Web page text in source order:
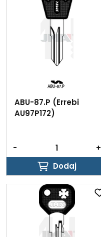
ABU-87.P (Errebi
AU97P172)
-
+
Dodaj
Dodaj